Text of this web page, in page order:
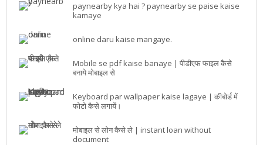
paynearby kya hai ? paynearby se paise kaise
kamaye
online daru kaise mangaye.
Mobile se pdf kaise banaye | पीडीएफ फाइल कैसे
बनाये मोबाइल से
Keyboard par wallpaper kaise lagaye | कीबोर्ड में
फोटो कैसे लगायें।
मोबाइल से लोन कैसे ले | instant loan without
document